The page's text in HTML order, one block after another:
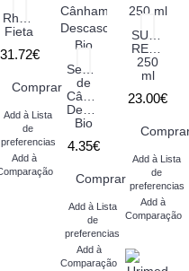
Rheuma
Fieta
31.72€
Comprar
Add à Lista
de
preferencias
Add à
Sementes
de
Cânhamo
Descascadas
Bio
4.35€
Comprar
Add à Lista
de
preferencias
Add à
Comparação
SUPRA-
RENOL
250
ml
23.00€
Add à Lista
de
preferencias
Add à
Comparação